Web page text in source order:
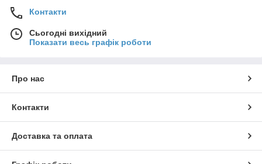
Контакти
Сьогодні вихідний
Показати весь графік роботи
Про нас
Контакти
Доставка та оплата